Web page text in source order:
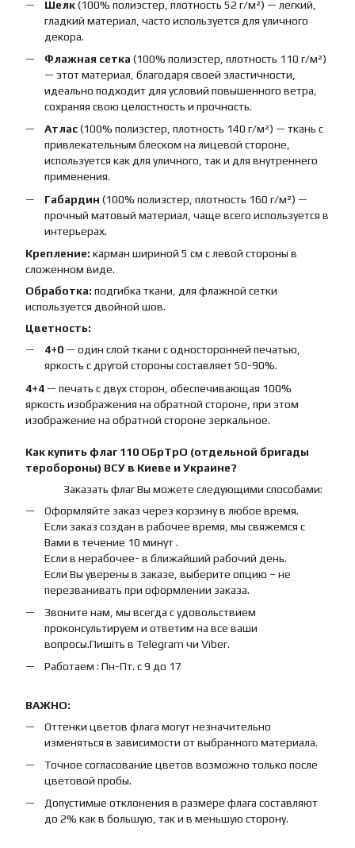
Шелк(100% полиэстер, плотность 52 г/м²) — легкий,
гладкий материал, часто используется для уличного
декора.
Флажная сетка (100% полиэстер, плотность 110 г/м²)
— этот материал, благодаря своей эластичности,
идеально подходит для условий повышенного ветра,
сохраняя свою целостность и прочность.
Атлас(100% полиэстер, плотность 140 г/м²) — ткань с
привлекательным блеском на лицевой стороне,
используется как для уличного, так и для внутреннего
применения.
Габардин (100% полиэстер, плотность 160 г/м²) —
прочный матовый материал, чаще всего используется в
интерьерах.
Крепление: карман шириной 5 см с левой стороны в
сложенном виде.
Обработка: подгибка ткани, для флажной сетки
используется двойной шов.
Цветность:
4+0 — один слой ткани с односторонней печатью,
яркость с другой стороны составляет 50-90%.
4+4 — печать с двух сторон, обеспечивающая 100%
яркость изображения на обратной стороне, при этом
изображение на обратной стороне зеркальное.
Как купить флаг 110 ОБрТрО (отдельной бригады
теробороны) ВСУ в Киеве и Украине?
Заказать флаг Вы можете следующими способами:
Оформляйте заказ через корзину в любое время.
Если заказ создан в рабочее время, мы свяжемся с
Вами в течение 10 минут .
Если в нерабочее- в ближайший рабочий день.
Если Вы уверены в заказе, выберите опцию – не
перезванивать при оформлении заказа.
Звоните нам, мы всегда с удовольствием
проконсультируем и ответим на все ваши
вопросы.Пишіть в Telegram чи Viber.
Работаем : Пн-Пт. с 9 до 17
ВАЖНО:
Оттенки цветов флага могут незначительно
изменяться в зависимости от выбранного материала.
Точное согласование цветов возможно только после
цветовой пробы.
Допустимые отклонения в размере флага составляют
до 2% как в большую, так и в меньшую сторону.